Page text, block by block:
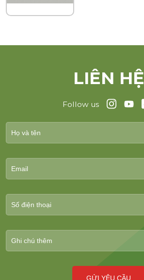
LIÊN HỆ
Follow us